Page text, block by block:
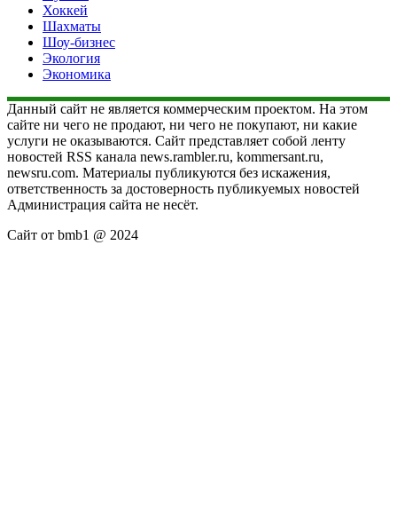
Хоккей
Шахматы
Шоу-бизнес
Экология
Экономика
Данный сайт не является коммерческим проектом. На этом
сайте ни чего не продают, ни чего не покупают, ни какие
услуги не оказываются. Сайт представляет собой ленту
новостей RSS канала news.rambler.ru, kommersant.ru,
newsru.com. Материалы публикуются без искажения,
ответственность за достоверность публикуемых новостей
Администрация сайта не несёт.
Сайт от bmb1 @ 2024